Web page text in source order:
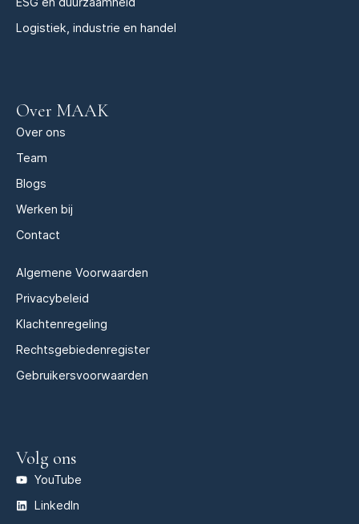
Logistiek, industrie en handel
Over MAAK
Over ons
Team
Blogs
Werken bij
Contact
Algemene Voorwaarden
Privacybeleid
Klachtenregeling
Rechtsgebiedenregister
Gebruikersvoorwaarden
Volg ons
YouTube
LinkedIn